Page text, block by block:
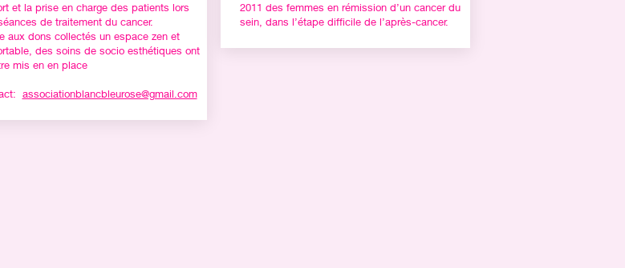
et la prise en charge des patients lors
de traitement du cancer.
aux dons collectés un espace zen et
des soins de socio esthétiques ont
mis en en place
associationblancbleurose@gmail.com
2011 des femmes en rémission d’un cancer du
sein, dans l’étape difficile de l’après-cancer.